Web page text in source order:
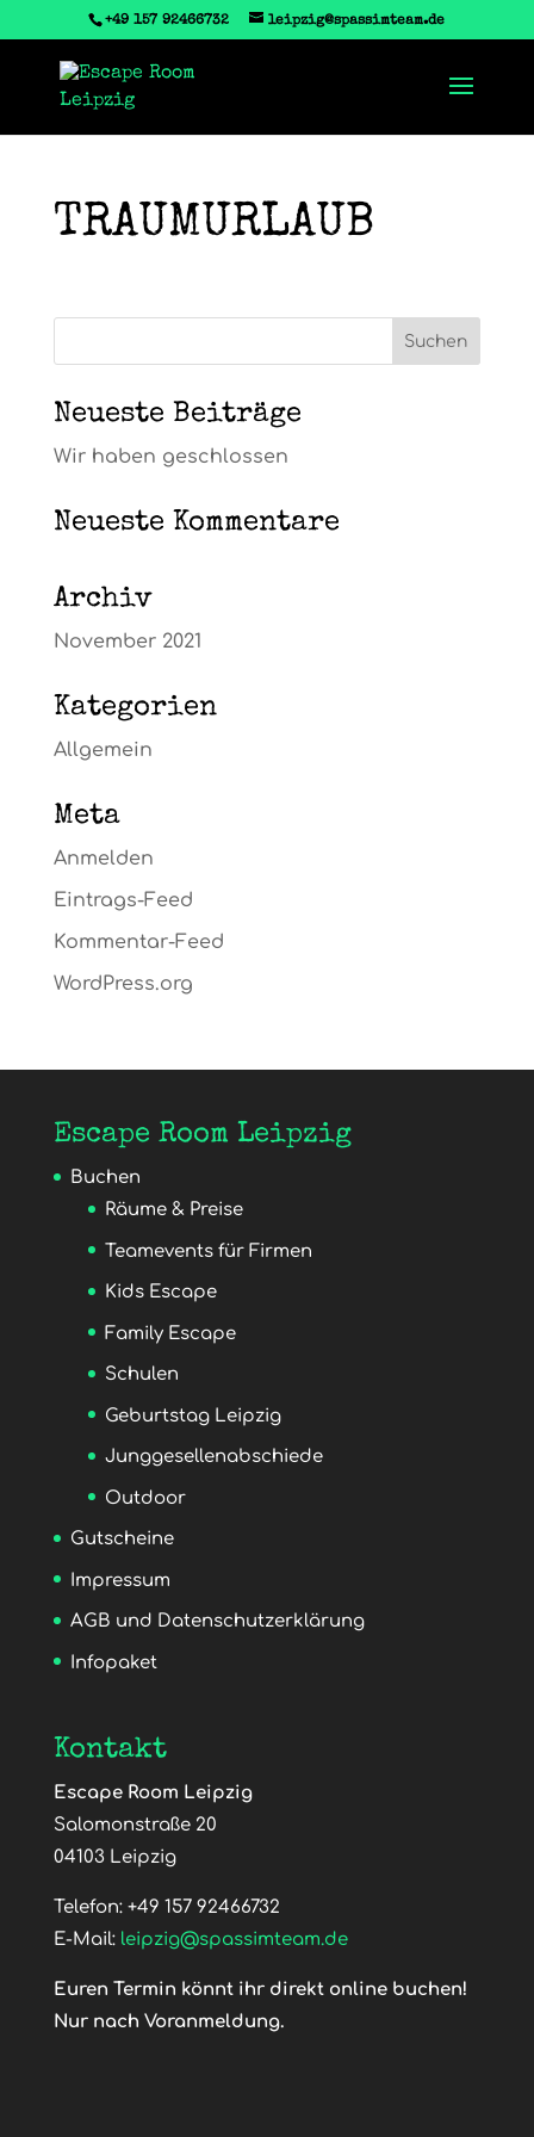
+49 157 92466732 leipzig@spassimteam.de
TRAUMURLAUB
Neueste Beiträge
Wir haben geschlossen
Neueste Kommentare
Archiv
November 2021
Kategorien
Allgemein
Meta
Anmelden
Eintrags-Feed
Kommentar-Feed
WordPress.org
Escape Room Leipzig
Buchen
Räume & Preise
Teamevents für Firmen
Kids Escape
Family Escape
Schulen
Geburtstag Leipzig
Junggesellenabschiede
Outdoor
Gutscheine
Impressum
AGB und Datenschutzerklärung
Infopaket
Kontakt
Escape Room Leipzig
Salomonstraße 20
04103 Leipzig
Telefon: +49 157 92466732
E-Mail: leipzig@spassimteam.de
Euren Termin könnt ihr direkt online buchen!
Nur nach Voranmeldung.